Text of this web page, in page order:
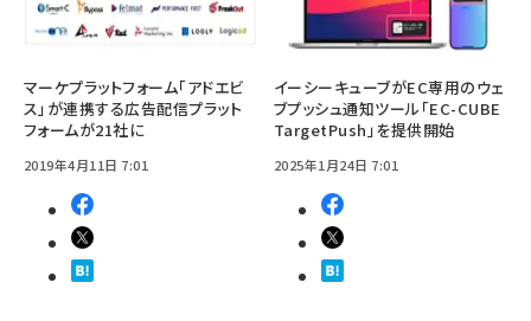
マーケプラットフォーム「アドエビ
ス」が連携する広告配信プラット
フォームが21社に
2019年4月11日 7:01
イーシーキューブがEC専用のウェ
ブプッシュ通知ツール「EC-CUBE
TargetPush」を提供開始
2025年1月24日 7:01